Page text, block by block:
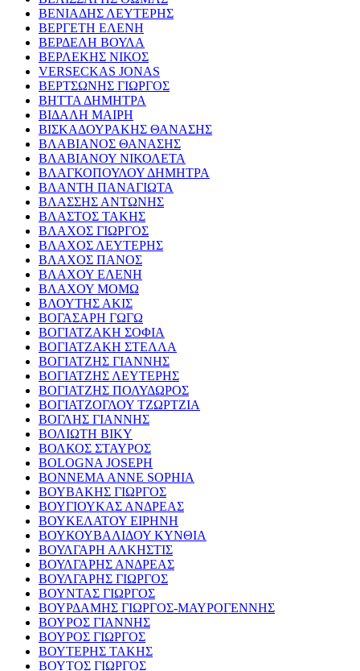
ΒΕΝΙΑΔΗΣ ΛΕΥΤΕΡΗΣ
ΒΕΡΓΕΤΗ ΕΛΕΝΗ
ΒΕΡΔΕΛΗ ΒΟΥΛΑ
ΒΕΡΛΕΚΗΣ ΝΙΚΟΣ
VERSECKAS JONAS
ΒΕΡΤΣΩΝΗΣ ΓΙΩΡΓΟΣ
ΒΗΤΤΑ ΔΗΜΗΤΡΑ
ΒΙΔΑΛΗ ΜΑΙΡΗ
ΒΙΣΚΑΔΟΥΡΑΚΗΣ ΘΑΝΑΣΗΣ
ΒΛΑΒΙΑΝΟΣ ΘΑΝΑΣΗΣ
ΒΛΑΒΙΑΝΟΥ ΝΙΚΟΛΕΤΑ
ΒΛΑΓΚΟΠΟΥΛΟΥ ΔΗΜΗΤΡΑ
ΒΛΑΝΤΗ ΠΑΝΑΓΙΩΤΑ
ΒΛΑΣΣΗΣ ΑΝΤΩΝΗΣ
ΒΛΑΣΤΟΣ ΤΑΚΗΣ
ΒΛΑΧΟΣ ΓΙΩΡΓΟΣ
ΒΛΑΧΟΣ ΛΕΥΤΕΡΗΣ
ΒΛΑΧΟΣ ΠΑΝΟΣ
ΒΛΑΧΟΥ ΕΛΕΝΗ
ΒΛΑΧΟΥ ΜΟΜΩ
ΒΛΟΥΤΗΣ ΑΚΙΣ
ΒΟΓΑΣΑΡΗ ΓΩΓΩ
ΒΟΓΙΑΤΖΑΚΗ ΣΟΦΙΑ
ΒΟΓΙΑΤΖΑΚΗ ΣΤΕΛΛΑ
ΒΟΓΙΑΤΖΗΣ ΓΙΑΝΝΗΣ
ΒΟΓΙΑΤΖΗΣ ΛΕΥΤΕΡΗΣ
ΒΟΓΙΑΤΖΗΣ ΠΟΛΥΔΩΡΟΣ
ΒΟΓΙΑΤΖΟΓΛΟΥ ΤΖΩΡΤΖΙΑ
ΒΟΓΛΗΣ ΓΙΑΝΝΗΣ
ΒΟΛΙΩΤΗ ΒΙΚΥ
ΒΟΛΚΟΣ ΣΤΑΥΡΟΣ
BOLOGNA JOSEPH
BONNEMA ANNE SOPHIA
ΒΟΥΒΑΚΗΣ ΓΙΩΡΓΟΣ
ΒΟΥΓΙΟΥΚΑΣ ΑΝΔΡΕΑΣ
ΒΟΥΚΕΛΑΤΟΥ ΕΙΡΗΝΗ
ΒΟΥΚΟΥΒΑΛΙΔΟΥ ΚΥΝΘΙΑ
ΒΟΥΛΓΑΡΗ ΑΛΚΗΣΤΙΣ
ΒΟΥΛΓΑΡΗΣ ΑΝΔΡΕΑΣ
ΒΟΥΛΓΑΡΗΣ ΓΙΩΡΓΟΣ
ΒΟΥΝΤΑΣ ΓΙΩΡΓΟΣ
ΒΟΥΡΔΑΜΗΣ ΓΙΩΡΓΟΣ-ΜΑΥΡΟΓΕΝΝΗΣ
ΒΟΥΡΟΣ ΓΙΑΝΝΗΣ
ΒΟΥΡΟΣ ΓΙΩΡΓΟΣ
ΒΟΥΤΕΡΗΣ ΤΑΚΗΣ
ΒΟΥΤΟΣ ΓΙΩΡΓΟΣ